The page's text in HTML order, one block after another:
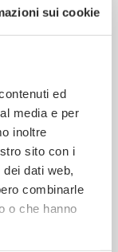
sui cookie
ed
media e per
inoltre
sito con i
dati web,
combinarle
o che hanno
di
selezione